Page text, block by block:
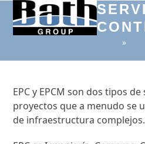
content
Open
mobile
Close
mobile
»
EPC y EPCM son dos tipos
proyectos que a menudo se
de infraestructura complejos.